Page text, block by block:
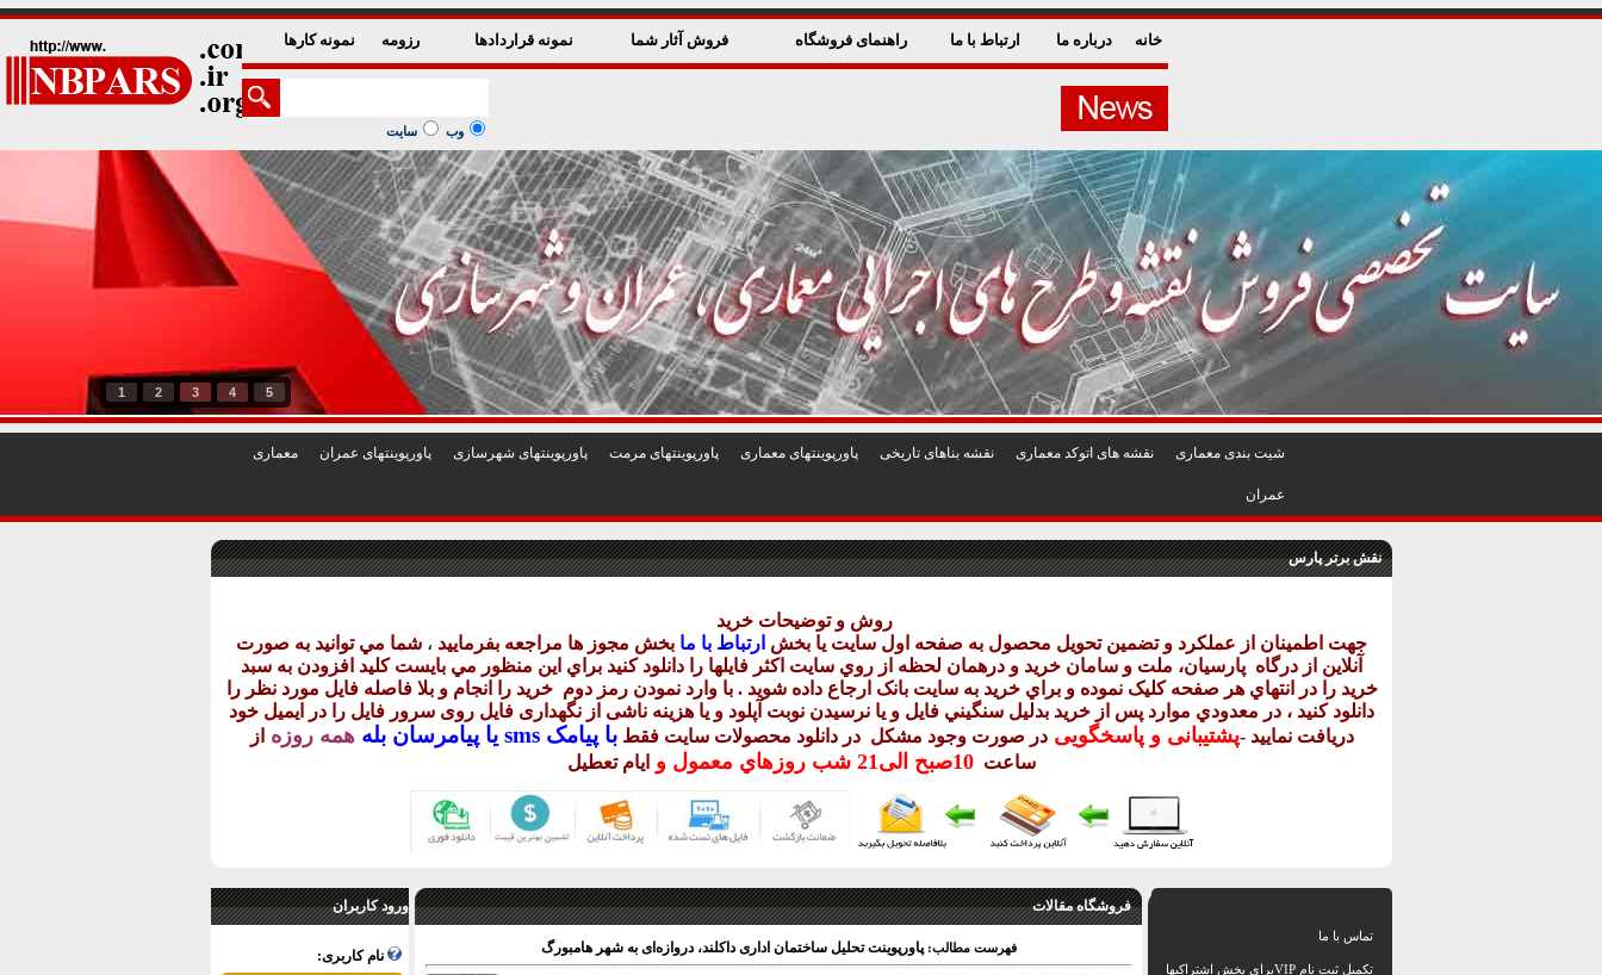
خانه درباره ما ارتباط با ما راهنمای فروشگاه فروش آثار شما نمونه قراردادها رزومه نمونه کارها
وب سایت
1 2 3 4 5
شيت بندی معماری نقشه های اتوکد معماری نقشه بناهای تاريخی پاورپوينتهای معماری پاورپوينتهای مرمت پاورپوينتهای شهرسازی پاورپوينتهای عمران معماری
عمران
نقش برتر پارس
روش و توضيحات خريد
جهت اطمينان از عملکرد و تضمين تحويل محصول به صفحه اول سايت يا بخش ارتباط با ما بخش مجوز ها مراجعه بفرماييد ، شما مي توانيد به صورت
آنلاين از درگاه پارسيان، ملت و سامان خريد و درهمان لحظه از روي سايت اکثر فايلها را دانلود کنيد براي اين منظور مي بايست کليد افزودن به سبد
خريد را در انتهاي هر صفحه کليک نموده و براي خريد به سايت بانک ارجاع داده شويد . با وارد نمودن رمز دوم خريد را انجام و بلا فاصله فايل مورد نظر را
دانلود کنيد ، در معدودي موارد پس از خريد بدليل سنگيني فايل و يا نرسيدن نوبت آپلود و يا هزينه ناشی از نگهداری فايل روی سرور فايل را در ايميل خود
دريافت نماييد -پشتيبانی و پاسخگويیدر صورت وجود مشکل در دانلود محصولات سايت فقطباپيامک sms يا پيامرسان بله همه روزه از
ساعت 10صبح الی21 شب روزهاي معمول و ايام تعطيل
ورود کاربران
نام کاربری:
فروشگاه مقالات
فهرست مطالب: پاورپوینت تحلیل ساختمان اداری داکلند، دروازه‌ای به شهر هامبورگ
تماس با ما
تکمیل ثبت نام VIPبرای بخش اشتراکیها